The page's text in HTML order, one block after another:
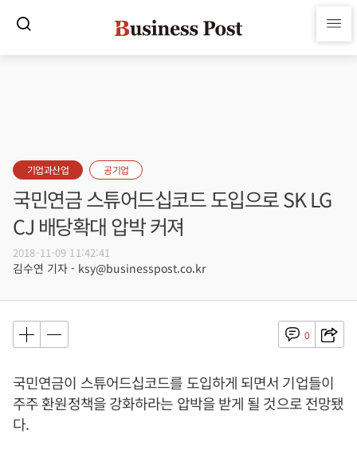
기업과산업 공기업
국민연금 스튜어드십코드 도입으로 SK LG
CJ 배당확대 압박 커져
2018-11-09 11:42:41
김수연 기자 - ksy@businesspost.co.kr
0
국민연금이 스튜어드십코드를 도입하게 되면서 기업들이
주주 환원정책을 강화하라는 압박을 받게 될 것으로 전망됐
다.